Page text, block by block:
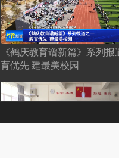
《鹤庆教育谱新篇》系列报
育优先 建最美校园